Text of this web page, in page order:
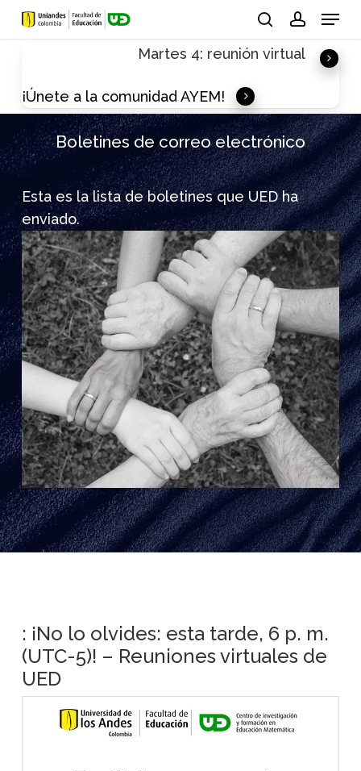
Skip
Menu
Martes 4: reunión virtual
¡Únete a la comunidad AYEM!
Boletines de correo electrónico
Esta es la lista de boletines que UED ha
enviado.
: ¡No lo olvides: esta tarde, 6 p. m.
(UTC-5)! – Reuniones virtuales de
UED